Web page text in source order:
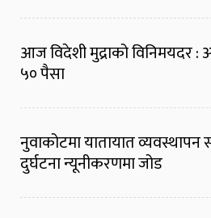
आज विदेशी मुद्राको विनिमयदर
५० पैसा
नुवाकोटमा यातायात
दुर्घटना न्यूनीकरणमा जोड